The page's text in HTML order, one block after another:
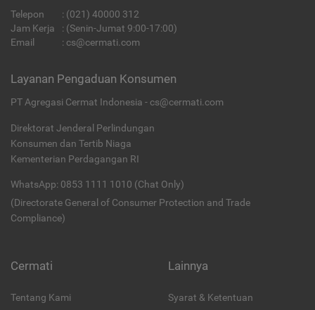
Telepon : (021) 40000 312
Jam Kerja
: (Senin-Jumat 9:00-17:00)
Email
: cs@cermati.com
Layanan Pengaduan Konsumen
PT Agregasi Cermat Indonesia - cs@cermati.com
Direktorat Jenderal Perlindungan
Konsumen dan Tertib Niaga
Kementerian Perdagangan RI
WhatsApp: 0853 1111 1010 (Chat Only)
(Directorate General of Consumer Protection and Trade
Compliance)
Cermati
Tentang Kami
Lainnya
Syarat & Ketentuan